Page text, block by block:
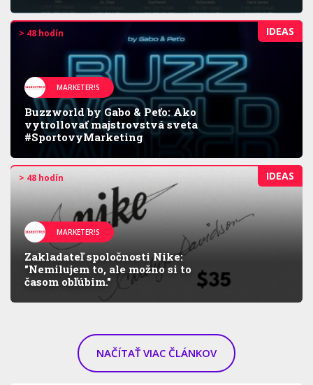
IDEAS
> 48 hodín
MARKETER!S
Buzzworld by Gabo & Peťo: Ako
vytrollovať majstrovstvá sveta
#SportovyMarketing
IDEAS
> 48 hodín
MARKETER!S
Zakladateľ spoločnosti Nike:
"Nemilujem to, ale možno si to
časom obľúbim."
NAČÍTAŤ VIAC ČLÁNKOV